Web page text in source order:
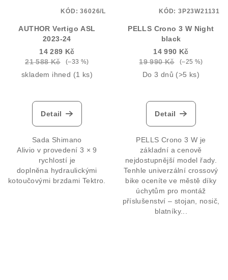
AUTHOR Vertigo ASL
2023-24
14 289 Kč
21 588 Kč
(–33 %)
skladem ihned (1 ks)
Detail
Sada Shimano
Alivio v provedení 3 × 9
rychlostí je
doplněna hydraulickými
kotoučovými brzdami Tektro.
KÓD:36026/L
PELLS Crono 3 W Night
black
14 990 Kč
19 990 Kč
(–25 %)
Do 3 dnů (>5 ks)
Detail
PELLS Crono 3 W je
základní a cenově
nejdostupnější model řady.
Tenhle univerzální crossový
bike oceníte ve městě díky
úchytům pro montáž
příslušenství – stojan, nosič,
blatníky...
KÓD: 3P23W21131